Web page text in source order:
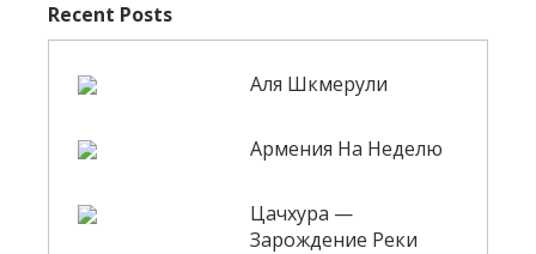
Recent Posts
Аля Шкмерули
Армения На Неделю
Цачхура —
Зарождение Реки